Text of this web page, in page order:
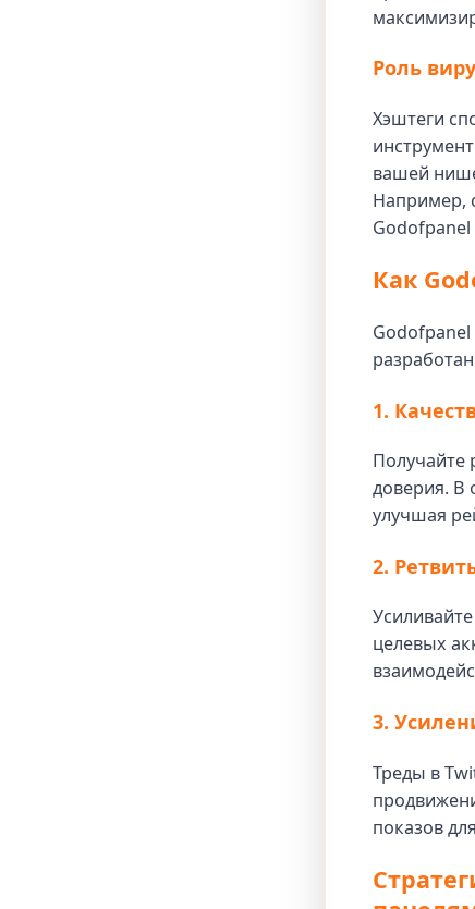
Роль
Хэштеги
вашей
Например,
Как
Godofpanel
1.
Получайте
доверия. В
улучшая
2.
целевых
3.
Треды в
показов